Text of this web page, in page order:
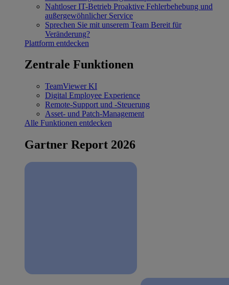
Nahtloser IT-Betrieb Proaktive Fehlerbehebung und
außergewöhnlicher Service
Sprechen Sie mit unserem Team Bereit für
Veränderung?
Plattform entdecken
Zentrale Funktionen
TeamViewer KI
Digital Employee Experience
Remote-Support und -Steuerung
Asset- und Patch-Management
Alle Funktionen entdecken
Gartner Report 2026